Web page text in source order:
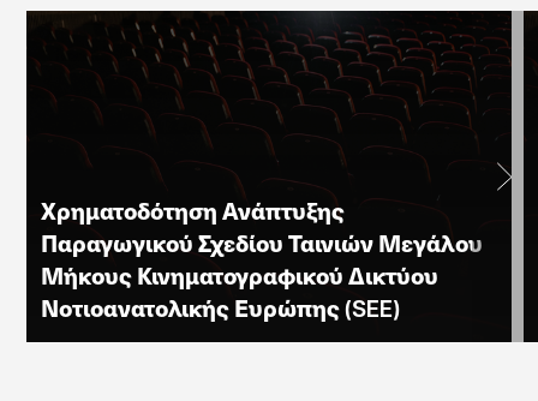
Χρηματοδότηση Ανάπτυξης
Παραγωγικού Σχεδίου Ταινιών Μεγάλου
Μήκους Κινηματογραφικού Δικτύου
Νοτιοανατολικής Ευρώπης (SEE)